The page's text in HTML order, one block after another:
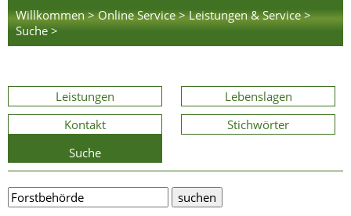
Willkommen > Online Service > Leistungen & Service >
Suche >
Leistungen
Lebenslagen
Kontakt
Stichwörter
Suche